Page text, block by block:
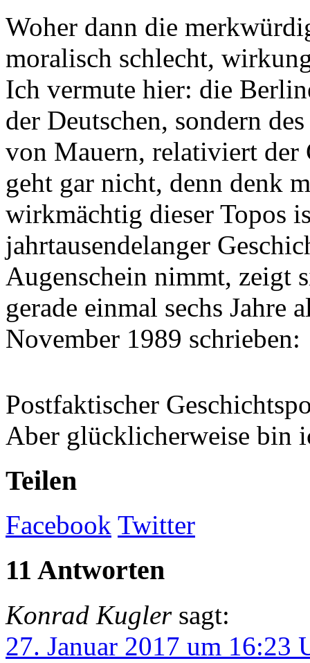
Woher dann die
moralisch schlecht,
Ich vermute hier: die
der Deutschen, sondern
von Mauern, relativiert der
geht gar nicht, denn denk
wirkmächtig dieser Topos
jahrtausendelanger
Augenschein nimmt, zeigt
gerade einmal sechs Jahre
November 1989 schrieben:
Postfaktischer
Aber glücklicherweise bin
Teilen
Facebook Twitter
11 Antworten
Konrad Kugler sagt:
27. Januar 2017 um 16:23